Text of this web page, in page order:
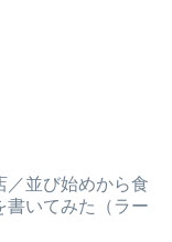
／並び始めから食
書いてみた（ラー